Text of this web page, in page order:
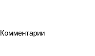
Комментарии